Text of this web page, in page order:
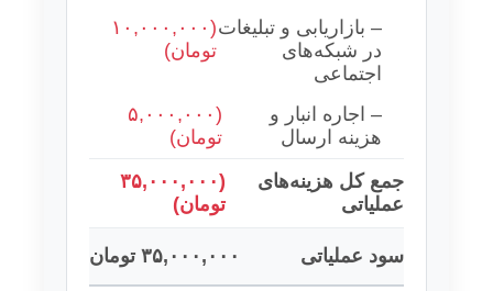
– بازاریابی و تبلیغات
در شبکه‌های
اجتماعی
(۱۰,۰۰۰,۰۰۰
تومان)
– اجاره انبار و
هزینه ارسال
(۵,۰۰۰,۰۰۰
تومان)
جمع کل هزینه‌های
عملیاتی
(۳۵,۰۰۰,۰۰۰
تومان)
سود عملیاتی ۳۵,۰۰۰,۰۰۰ تومان